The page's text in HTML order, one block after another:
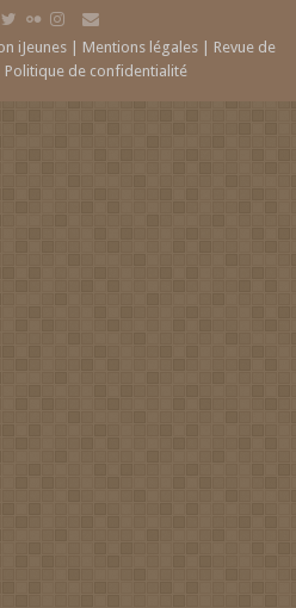
iJeunes | Mentions légales | Revue de
Politique de confidentialité